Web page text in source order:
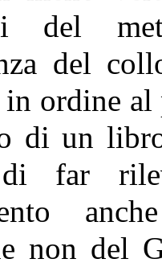
del
del
ordine al
di un
di far
non del